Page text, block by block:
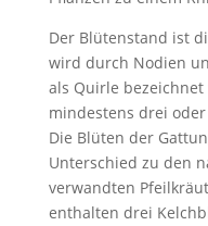
Der Blütenstand ist
wird durch Nodien
als Quirle
mindestens drei
Die Blüten der
Unterschied zu den
verwandten
enthalten drei